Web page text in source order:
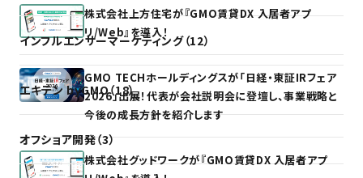
インフルエンサーマーケティング（12）
エキテン byGMO（18）
オフショア開発（3）
株式会社上方住宅が『GMO賃貸DX 入居者アプ
リ/Web』を導入！
GMO TECHホールディングスが「日経・東証IRフェア
2026」出展！代表が会社説明会に登壇し、事業戦略と
今後の成長方針を紹介します
株式会社グッドワークが『GMO賃貸DX 入居者アプ